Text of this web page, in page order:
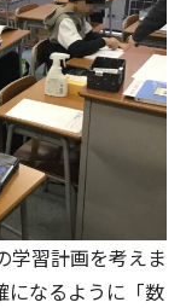
学習計画を考えま
になるように「数